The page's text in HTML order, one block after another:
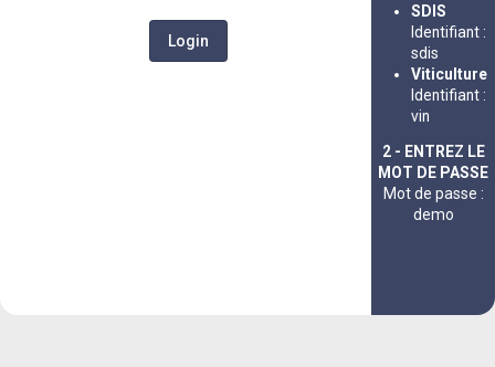
SDIS
Identifiant :
sdis
Viticulture
Identifiant :
vin
2 - ENTREZ LE
MOT DE PASSE
Mot de passe :
demo